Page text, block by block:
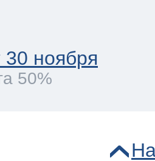
30 ноября
50%